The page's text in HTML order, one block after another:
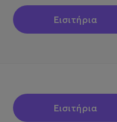
Εισιτήρια
Εισιτήρια